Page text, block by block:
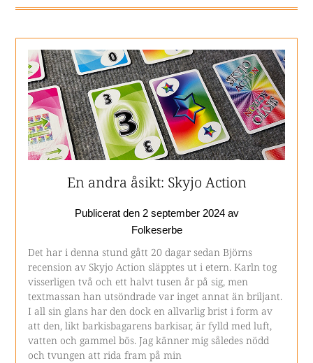
En andra åsikt: Skyjo Action
Publicerat den 2 september 2024av
Folkeserbe
Det har i denna stund gått 20 dagar sedan Björns
recension av Skyjo Action släpptes ut i etern. Karln tog
visserligen två och ett halvt tusen år på sig, men
textmassan han utsöndrade var inget annat än briljant.
I all sin glans har den dock en allvarlig brist i form av
att den, likt barkisbagarens barkisar, är fylld med luft,
vatten och gammel bös. Jag känner mig således nödd
och tvungen att rida fram på min